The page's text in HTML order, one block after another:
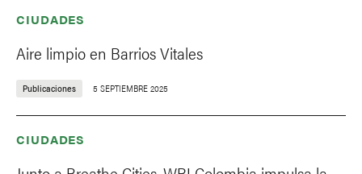
CIUDADES
Aire limpio en Barrios Vitales
Publicaciones 5 SEPTIEMBRE 2025
CIUDADES